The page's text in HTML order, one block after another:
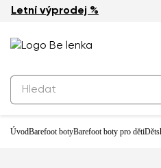
Letní výprodej %
ÚvodBarefoot botyBarefoot boty pro děti
Novinka